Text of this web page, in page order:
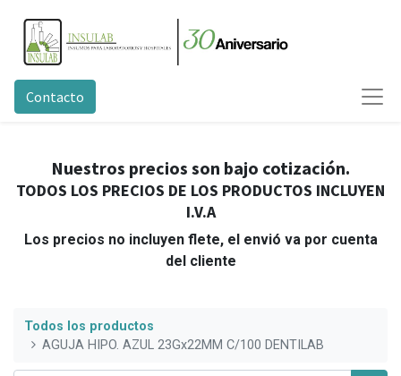
Contacto
Nuestros precios son bajo cotización.
TODOS LOS PRECIOS DE LOS PRODUCTOS INCLUYEN
I.V.A
Los precios no incluyen flete, el envió va por cuenta
del cliente
Todos los productos
AGUJA HIPO. AZUL 23Gx22MM C/100 DENTILAB